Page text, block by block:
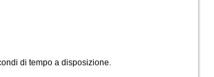
di tempo a disposizione.